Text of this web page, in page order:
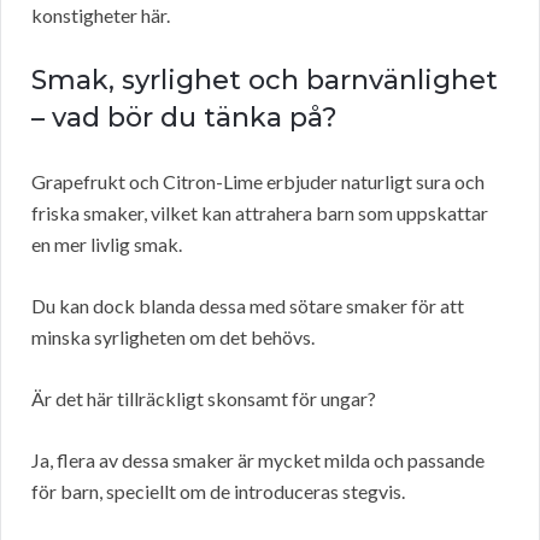
konstigheter här.
Smak, syrlighet och barnvänlighet
– vad bör du tänka på?
Grapefrukt och Citron-Lime erbjuder naturligt sura och
friska smaker, vilket kan attrahera barn som uppskattar
en mer livlig smak.
Du kan dock blanda dessa med sötare smaker för att
minska syrligheten om det behövs.
Är det här tillräckligt skonsamt för ungar?
Ja, flera av dessa smaker är mycket milda och passande
för barn, speciellt om de introduceras stegvis.